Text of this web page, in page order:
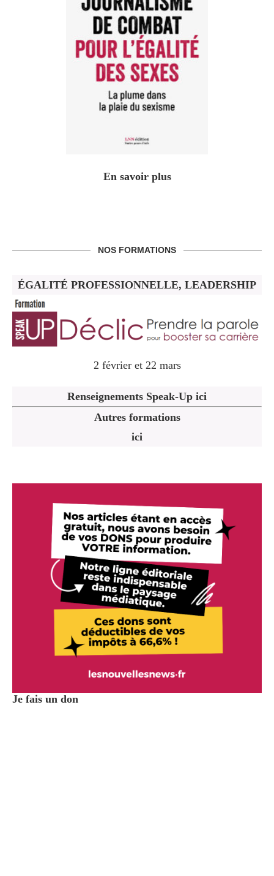
En savoir plus
NOS FORMATIONS
ÉGALITÉ PROFESSIONNELLE, LEADERSHIP
2 février et 22 mars
Renseignements Speak-Up ici
Autres formations
ici
Je fais un don